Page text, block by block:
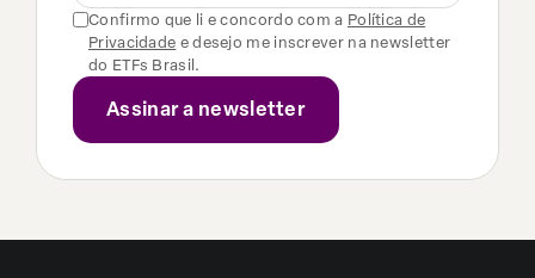
Confirmo que li e concordo com a Política de
Privacidade e desejo me inscrever na newsletter
do ETFs Brasil.